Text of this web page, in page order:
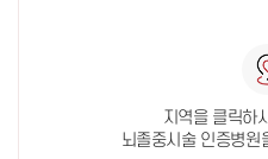
지역을 클릭하
뇌졸중시술 인증병원